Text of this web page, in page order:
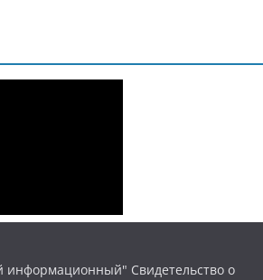
информационный" Свидетельство о